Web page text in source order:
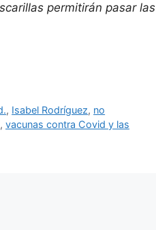
permitirán pasar las
, Isabel Rodríguez, no
, vacunas contra Covid y las